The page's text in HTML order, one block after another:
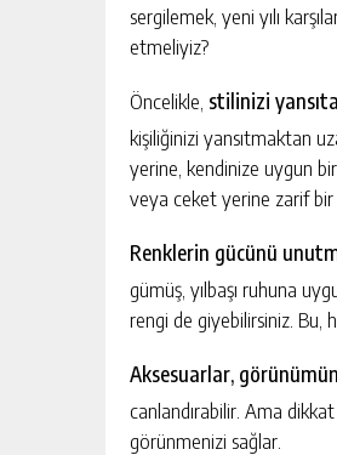
sergilemek, yeni yılı
etmeliyiz?
Öncelikle, stilinizi
kişiliğinizi yansıtmaktan
yerine, kendinize uygun
veya ceket yerine zarif
Renklerin gücünü
gümüş, yılbaşı ruhuna
rengi de giyebilirsiniz. Bu,
Aksesuarlar,
canlandırabilir. Ama
görünmenizi sağlar.